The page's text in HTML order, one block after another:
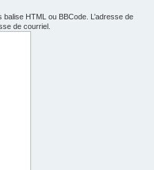
HTML ou BBCode. L’adresse de
de courriel.